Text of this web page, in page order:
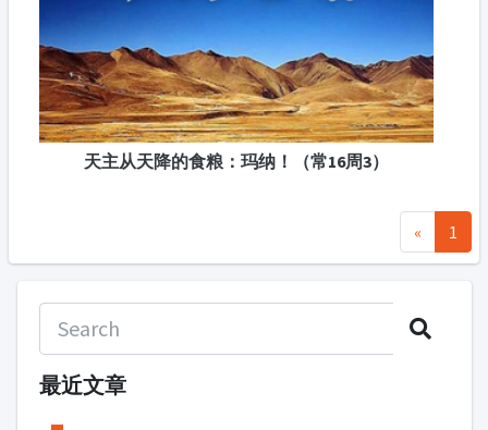
天主从天降的食粮：玛纳！（常16周3）
« 1
最近文章